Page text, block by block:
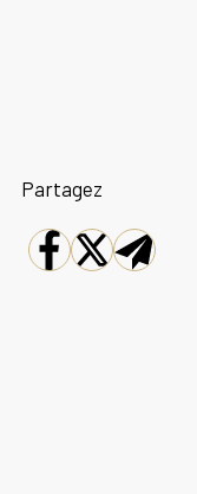
Partagez